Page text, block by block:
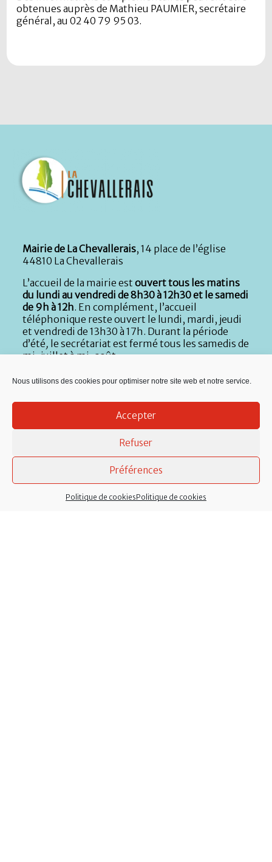
Nous utilisons des cookies pour optimiser notre site web et notre service.
Accepter
Refuser
Préférences
Politique de cookiesPolitique de cookies
obtenues auprès de Mathieu PAUMIER, secrétaire
général, au 02 40 79 95 03.
Mairie de La Chevallerais, 14 place de l’église
44810 La Chevallerais
L’accueil de la mairie estouvert tous les matins
du lundi au vendredi de 8h30 à 12h30 et le samedi
de 9h à 12h. En complément, l’accueil
téléphonique reste ouvert le lundi, mardi, jeudi
et vendredi de 13h30 à 17h. Durant la période
d’été, le secrétariat est fermé tous les samedis de
mi-juillet à mi-août.
Téléphone :02 40 79 10 12
Courriel :mairie@lachevallerais.fr
Services à l’enfance :02 40 87 52 44
02 40 51 89 21
Services techniques :Atelier municipal, rue de la
Nouette : 02 40 79 59 71